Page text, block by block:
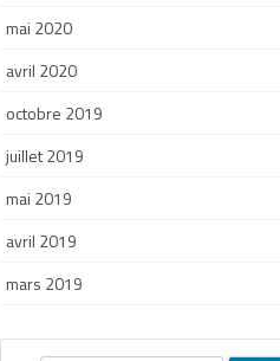
mai 2020
avril 2020
octobre 2019
juillet 2019
mai 2019
avril 2019
mars 2019